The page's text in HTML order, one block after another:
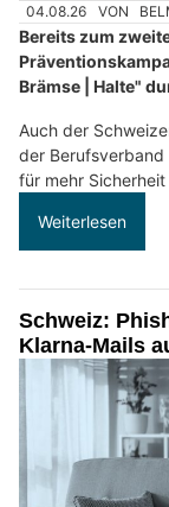
04.08.26 VON
Bereits zum
Brämse | Halte"
Auch der
der Berufsverband
für mehr
Weiterlesen
Schweiz:
Klarna-Mails